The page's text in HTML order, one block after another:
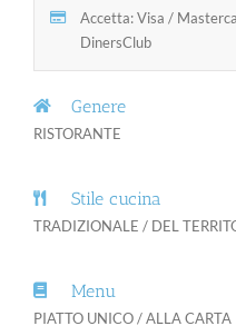
Accetta: Visa /
DinersClub
Genere
RISTORANTE
Stile cucina
TRADIZIONALE / DEL
Menu
PIATTO UNICO / ALLA CARTA